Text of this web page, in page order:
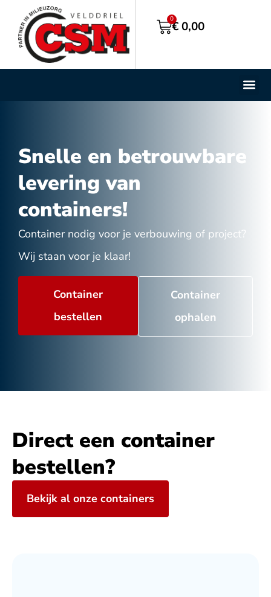
€0,00
0
Snelle en betrouwbare
levering van
containers!
Container nodig voor je verbouwing of project?
Wij staan voor je klaar!
Container
bestellen
Container
ophalen
Direct een container
bestellen?
Bekijk al onze containers